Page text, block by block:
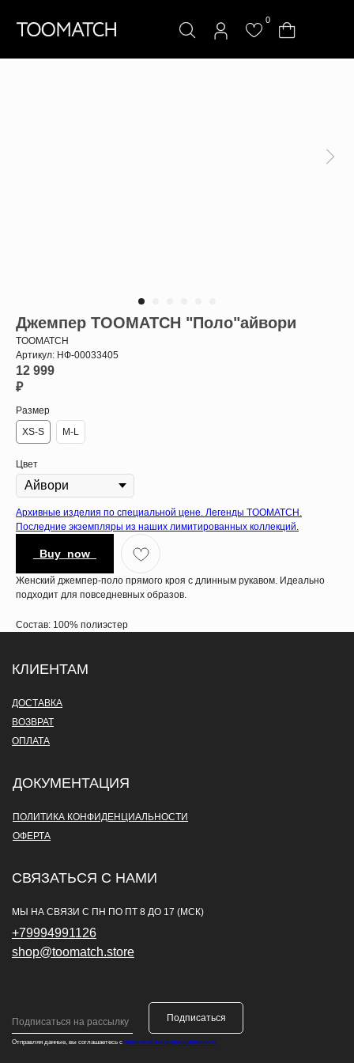
Джемпер TOOMATCH "Поло"айвори
TOOMATCH
Артикул: НФ-00033405
12 999
₽
Размер
XS-S
M-L
Цвет
Архивные изделия по специальной цене. Легенды TOOMATCH.
Последние экземпляры из наших лимитированных коллекций.
_Buy_now_
Женский джемпер-поло прямого кроя с длинным рукавом. Идеально
подходит для повседневных образов.
Состав: 100% полиэстер
СВЯЗАТЬСЯ С НАМИ
МЫ НА СВЯЗИ С ПН ПО ПТ 8 ДО 17 (МСК)
КЛИЕНТАМ
+79994991126
ДОСТАВКА
ВОЗВРАТ
ПОЛИТИКА КОНФИДЕНЦИАЛЬНОСТИ
ОФЕРТА
Подписаться
Отправляя данные, вы соглашаетесь с политикой конфиденциальности
ДОКУМЕНТАЦИЯ
ОПЛАТА
shop@toomatch.store